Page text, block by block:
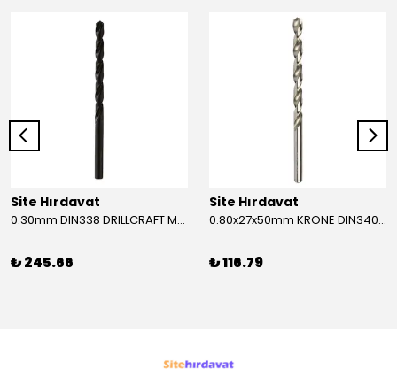
Site Hırdavat
0.30mm DIN338 DRILLCRAFT MATKAP UCU HSS 10 Adet
₺ 245.66
Site Hırdavat
0.80x27x50mm KRONE DIN340 UZUN MATKAP UCU HSS 10 Adet
₺ 116.79